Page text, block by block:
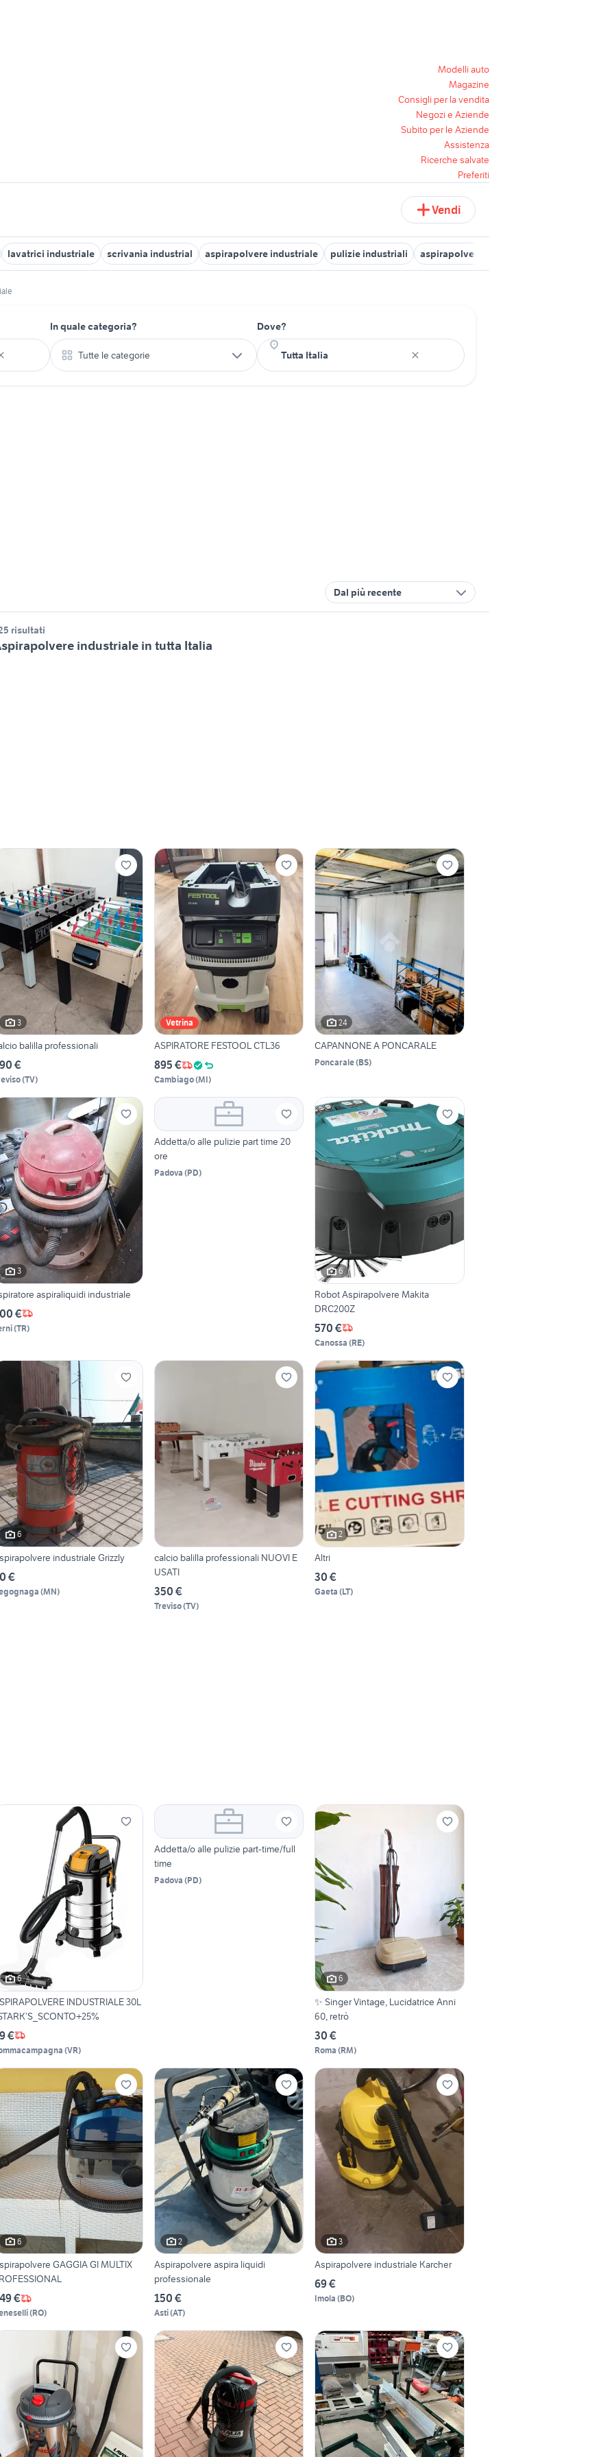
Modelli auto
Magazine
Consigli per la vendita
Negozi e Aziende
Subito per le Aziende
Assistenza
Ricerche salvate
Preferiti
Vendi
lavatrici industriale scrivania industrial aspirapolvere industriale pulizie industriali aspirapolvere lavasciuga
In quale categoria?
Tutte le categorie
Dove?
Dal più recente
risultati
industriale in tutta Italia
3
balilla professionali
€
(TV)
Vetrina
ASPIRATORE FESTOOL CTL36
895 €
Cambiago(MI)
24
CAPANNONE A PONCARALE
Poncarale(BS)
3
aspiraliquidi industriale
€
(TR)
Addetta/o alle pulizie part time 20
ore
Padova (PD)
6
Robot Aspirapolvere Makita
DRC200Z
570 €
Canossa (RE)
6
Aspirapolvere industriale Grizzly
€
(MN)
calcio balilla professionali NUOVI E
USATI
350 €
Treviso(TV)
2
Altri
30 €
Gaeta (LT)
6
INDUSTRIALE 30L
€
(VR)
Addetta/o alle pulizie part-time/full
time
Padova (PD)
6
✨ Singer Vintage, Lucidatrice Anni
60, retrò
30 €
Roma (RM)
6
GAGGIA GI MULTIX
€
(RO)
2
Aspirapolvere aspira liquidi
professionale
150 €
Asti(AT)
3
Aspirapolvere industriale Karcher
69 €
Imola (BO)